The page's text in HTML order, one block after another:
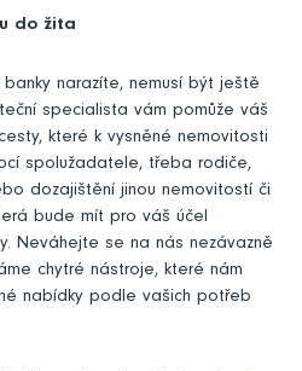
do žita
narazíte, nemusí být ještě
specialista vám pomůže váš
které k vysněné nemovitosti
spolužadatele, třeba rodiče,
dozajištění jinou nemovitostí či
bude mít pro váš účel
Neváhejte se na nás nezávazně
chytré nástroje, které nám
nabídky podle vašich potřeb